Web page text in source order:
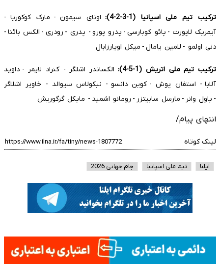
ترکیب تیم ملی اسپانیا (1-3-2-4):
اونای سیمون - مارک کوکوریا -
آیمریک لاپورت - پائو کوبارسی - پدرو پورو - پدری - رودری - الکس بائنا -
دنی اولمو - لامین یامال - میکل اویارزابال
ترکیب تیم ملی اتریش (1-5-4):
الکساندر اشلگر - کنراد لایمر - داوید
آلابا - استفان پوش - کوین دانسو - نبکولاس سیوالد - خاویر اشلاگر
- پاول وانر - مارسل سابیتزر - رومانو اشمید - مایکل گرگوریش
انتهای پیام/
لینک کوتاه
ایلنا تیم ملی اسپانیا جام جهانی 2026